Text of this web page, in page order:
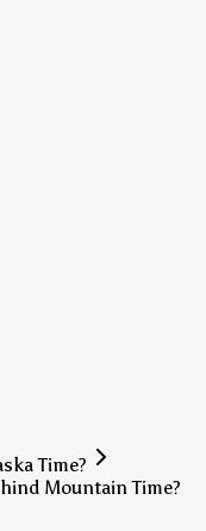
Time?
Mountain Time?